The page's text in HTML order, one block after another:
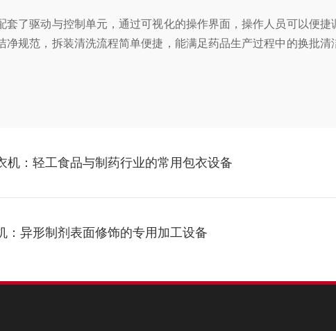
驱动与控制单元，通过可视化的操作界面，操作人员可以便捷
净规范，拆装清洗流程简单便捷，能满足药品生产过程中的换批
机：轻工食品与制药行业的常用包衣设备
：异形制剂表面修饰的专用加工设备